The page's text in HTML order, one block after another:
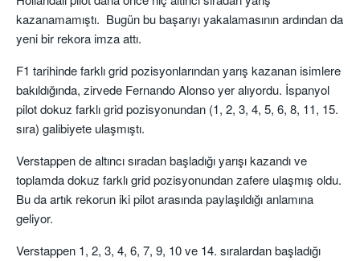
kazanamamıştı. Bugün bu başarıyı yakalamasının ardından da
yeni bir rekora imza attı.
F1 tarihinde farklı grid pozisyonlarından yarış kazanan isimlere
bakıldığında, zirvede Fernando Alonso yer alıyordu. İspanyol
pilot dokuz farklı grid pozisyonundan (1, 2, 3, 4, 5, 6, 8, 11, 15.
sıra) galibiyete ulaşmıştı.
Verstappen de altıncı sıradan başladığı yarışı kazandı ve
toplamda dokuz farklı grid pozisyonundan zafere ulaşmış oldu.
Bu da artık rekorun iki pilot arasında paylaşıldığı anlamına
geliyor.
Verstappen 1, 2, 3, 4, 6, 7, 9, 10 ve 14. sıralardan başladığı